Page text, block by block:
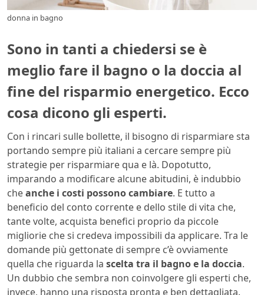
donna in bagno
Sono in tanti a chiedersi se è
meglio fare il bagno o la doccia al
fine del risparmio energetico. Ecco
cosa dicono gli esperti.
Con i rincari sulle bollette, il bisogno di risparmiare sta
portando sempre più italiani a cercare sempre più
strategie per risparmiare qua e là. Dopotutto,
imparando a modificare alcune abitudini, è indubbio
cheanche i costi possono cambiare. E tutto a
beneficio del conto corrente e dello stile di vita che,
tante volte, acquista benefici proprio da piccole
migliorie che si credeva impossibili da applicare. Tra le
domande più gettonate di sempre c’è ovviamente
quella che riguarda la scelta tra il bagno e la doccia.
Un dubbio che sembra non coinvolgere gli esperti che,
invece, hanno una risposta pronta e ben dettagliata.